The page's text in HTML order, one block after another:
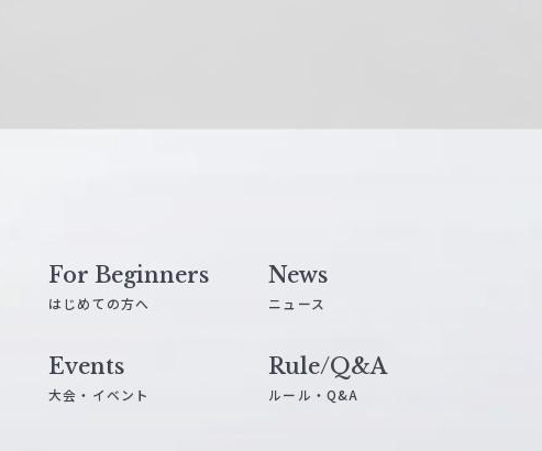
For Beginners
はじめての方へ
News
ニュース
Events
大会・イベント
Rule/Q&A
ルール・Q&A